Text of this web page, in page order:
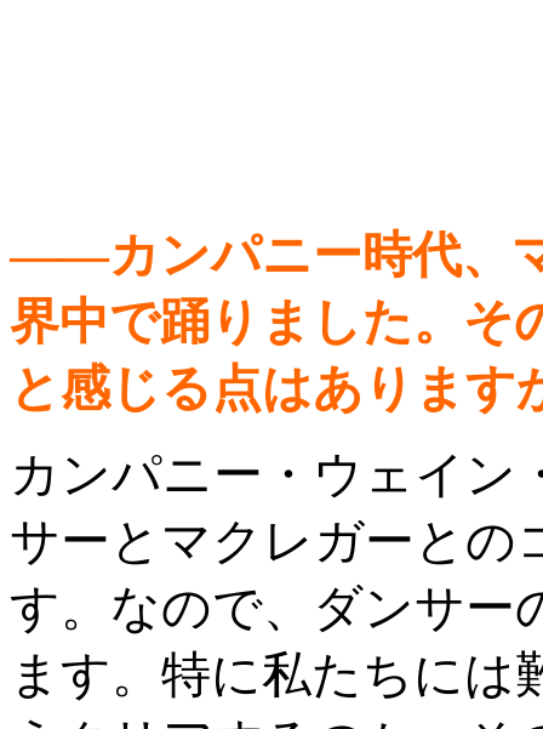
――カンパニー時代、
界中で踊りました。そ
と感じる点はあります
カンパニー・ウェイン
サーとマクレガーとの
す。なので、ダンサー
ます。特に私たちには